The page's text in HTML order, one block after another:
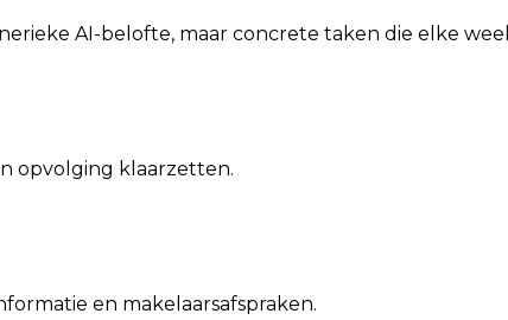
AI-belofte, maar concrete taken die elke
opvolging klaarzetten.
en makelaarsafspraken.